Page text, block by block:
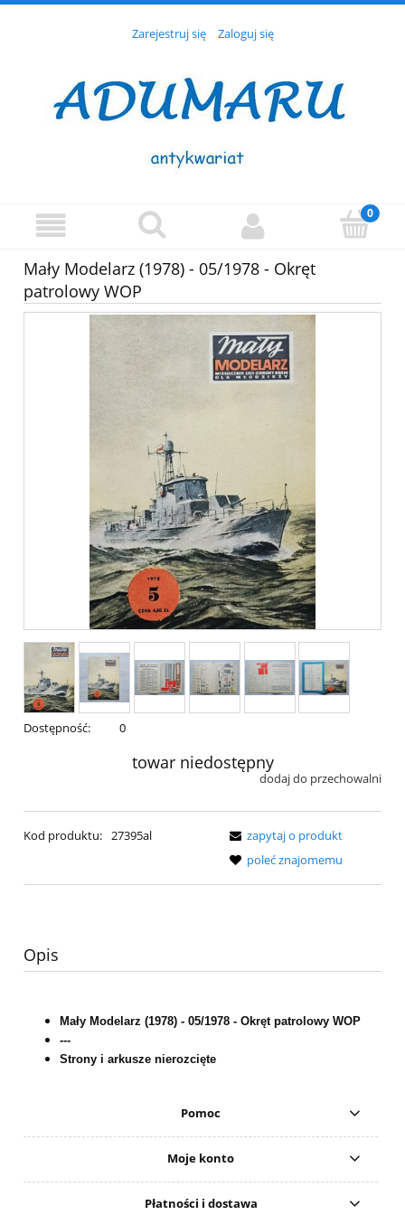
Zarejestruj się Zaloguj się
Mały Modelarz (1978) - 05/1978 - Okręt
patrolowy WOP
Dostępność: 0
towar niedostępny
dodaj do przechowalni
Kod produktu: 27395al
zapytaj o produkt
poleć znajomemu
Opis
Mały Modelarz (1978) - 05/1978 - Okręt patrolowy WOP
---
Strony i arkusze nierozcięte
Pomoc
Moje konto
Płatności i dostawa